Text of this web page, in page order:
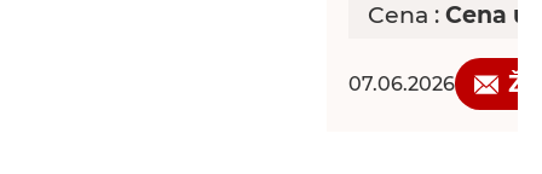
Cena : Cena
07.06.2026